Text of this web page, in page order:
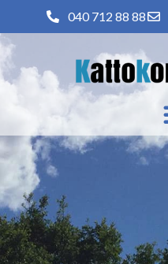
040 712 88 88